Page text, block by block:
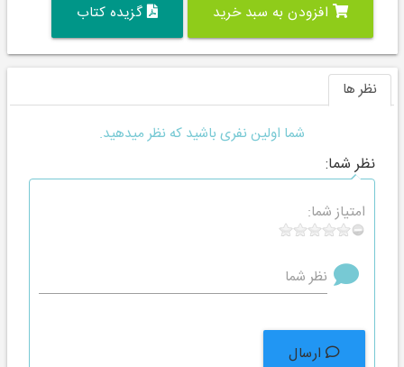
افزودن به سبد خرید گزیده کتاب
نظر ها
شما اولین نفری باشید که نظر میدهید.
نظر شما:
امتیاز شما:
نظر شما
ارسال